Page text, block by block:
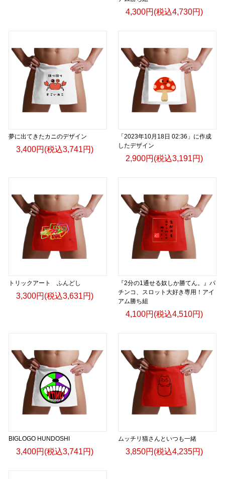
4,300円(税込4,730円)
夢に出てきたカニのデザイン
3,400円(税込3,741円)
「2023年10月18日 02:36」に作成
したデザイン
2,900円(税込3,191円)
トリックアート ふんどし
3,300円(税込3,631円)
『2分の1通せる奴しか勝てん。』パ
チンコ、スロット大好き専用！アイ
アム勝ち組
4,100円(税込4,510円)
BIGLOGO HUNDOSHI
3,400円(税込3,741円)
ムッチリ猫さんといつも一緒
3,850円(税込4,235円)